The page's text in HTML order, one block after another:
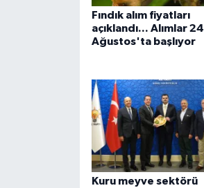
Fındık alım fiyatları
açıklandı... Alımlar 24
Ağustos'ta başlıyor
Kuru meyve sektörü